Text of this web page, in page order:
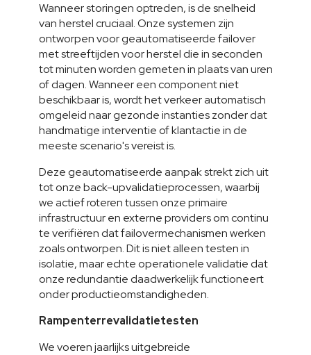
Wanneer storingen optreden, is de snelheid
van herstel cruciaal. Onze systemen zijn
ontworpen voor geautomatiseerde failover
met streeftijden voor herstel die in seconden
tot minuten worden gemeten in plaats van uren
of dagen. Wanneer een component niet
beschikbaar is, wordt het verkeer automatisch
omgeleid naar gezonde instanties zonder dat
handmatige interventie of klantactie in de
meeste scenario's vereist is.
Deze geautomatiseerde aanpak strekt zich uit
tot onze back-upvalidatieprocessen, waarbij
we actief roteren tussen onze primaire
infrastructuur en externe providers om continu
te verifiëren dat failovermechanismen werken
zoals ontworpen. Dit is niet alleen testen in
isolatie, maar echte operationele validatie dat
onze redundantie daadwerkelijk functioneert
onder productieomstandigheden.
Rampenterrevalidatietesten
We voeren jaarlijks uitgebreide